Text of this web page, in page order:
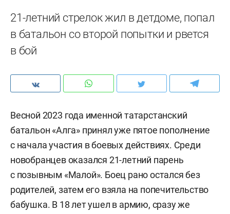
21-летний стрелок жил в детдоме, попал
в батальон со второй попытки и рвется
в бой
Весной 2023 года именной татарстанский
батальон «Алга» принял уже пятое пополнение
с начала участия в боевых действиях. Среди
новобранцев оказался 21-летний парень
с позывным «Малой». Боец рано остался без
родителей, затем его взяла на попечительство
бабушка. В 18 лет ушел в армию, сразу же